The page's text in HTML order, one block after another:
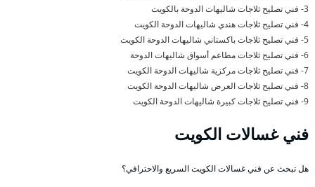
3- فني تصليح ثلاجات شاليهات الدوحة بالكويت
4- فني تصليح ثلاجات هندي شاليهات الدوحة الكويت
5- فني تصليح ثلاجات باكستاني شاليهات الدوحة الكويت
6- فني تصليح ثلاجات مطاعم أسواق شاليهات الدوحة
7- فني تصليح ثلاجات مركزية شاليهات الدوحة الكويت
8- فني تصليح ثلاجات العرض شاليهات الدوحة الكويت
9- فني تصليح ثلاجات كبيرة شاليهات الدوحة الكويت
فني غسالات الكويت
هل تبحث عن فني غسالات الكويت السريع والاحترافي؟